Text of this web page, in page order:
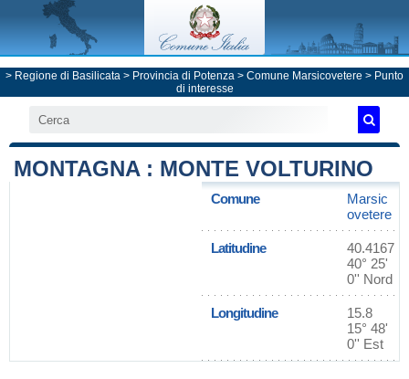
> Regione di Basilicata > Provincia di Potenza > Comune Marsicovetere > Punto
di interesse
MONTAGNA : MONTE VOLTURINO
Comune
Marsic
ovetere
Latitudine
40.4167
40° 25'
0'' Nord
Longitudine
15.8
15° 48'
0'' Est